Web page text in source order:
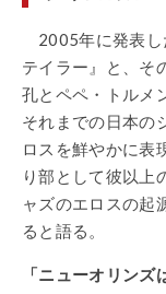
2005年に発表し
テイラー』と、そ
孔とペペ・トルメ
それまでの日本の
ロスを鮮やかに表
り部として彼以上
ャズのエロスの起
ると語る。
「ニューオリン